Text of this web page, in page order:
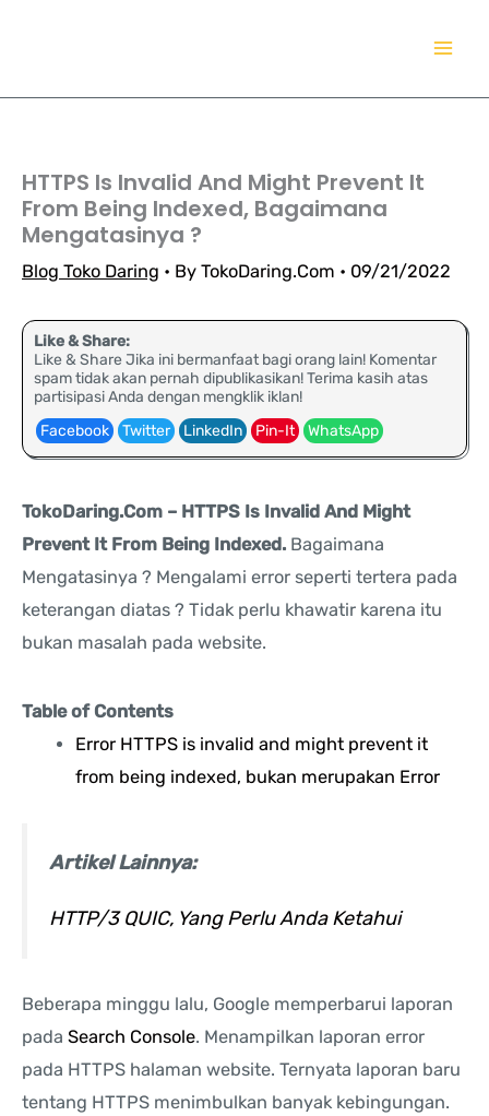
HTTPS Is Invalid And Might Prevent It
From Being Indexed, Bagaimana
Mengatasinya ?
Blog Toko Daring • By TokoDaring.Com • 09/21/2022
Like & Share:
Like & Share Jika ini bermanfaat bagi orang lain! Komentar
spam tidak akan pernah dipublikasikan! Terima kasih atas
partisipasi Anda dengan mengklik iklan!
Facebook
Twitter LinkedIn Pin-It WhatsApp
TokoDaring.Com – HTTPS Is Invalid And Might
Prevent It From Being Indexed. Bagaimana
Mengatasinya ? Mengalami error seperti tertera pada
keterangan diatas ? Tidak perlu khawatir karena itu
bukan masalah pada website.
Table of Contents
Error HTTPS is invalid and might prevent it
from being indexed, bukan merupakan Error
Artikel Lainnya:
HTTP/3 QUIC, Yang Perlu Anda Ketahui
Beberapa minggu lalu, Google memperbarui laporan
pada Search Console. Menampilkan laporan error
pada HTTPS halaman website. Ternyata laporan baru
tentang HTTPS menimbulkan banyak kebingungan.